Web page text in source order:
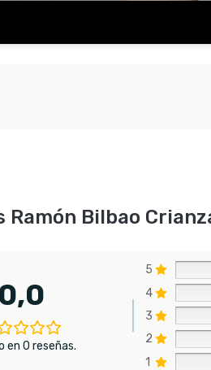
Ramón Bilbao
0,0
en 0 reseñas.
5
4
3
2
1